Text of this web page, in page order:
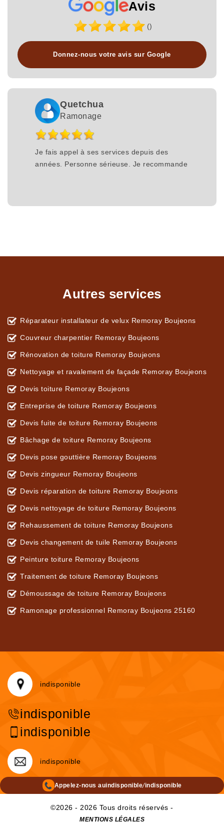
Avis
()
Donnez-nous votre avis sur Google
Quetchua
Ramonage
Je fais appel à ses services depuis des
années. Personne sérieuse. Je recommande
Autres services
Réparateur installateur de velux Remoray Boujeons
Couvreur charpentier Remoray Boujeons
Rénovation de toiture Remoray Boujeons
Nettoyage et ravalement de façade Remoray Boujeons
Devis toiture Remoray Boujeons
Entreprise de toiture Remoray Boujeons
Devis fuite de toiture Remoray Boujeons
Bâchage de toiture Remoray Boujeons
Devis pose gouttière Remoray Boujeons
Devis zingueur Remoray Boujeons
Devis réparation de toiture Remoray Boujeons
Devis nettoyage de toiture Remoray Boujeons
Rehaussement de toiture Remoray Boujeons
Devis changement de tuile Remoray Boujeons
Peinture toiture Remoray Boujeons
Traitement de toiture Remoray Boujeons
Démoussage de toiture Remoray Boujeons
Ramonage professionnel Remoray Boujeons 25160
indisponible
indisponible
indisponible
indisponible
Appelez-nous auindisponible/indisponible
©2026 - 2026 Tous droits réservés -
MENTIONS LÉGALES